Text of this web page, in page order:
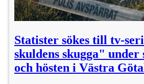
Statister sökes till tv-
skuldens skugga" under
och hösten i Västra